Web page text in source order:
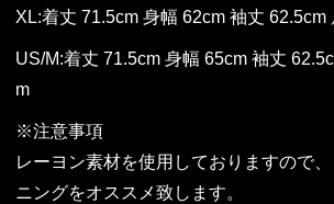
XL:着丈 71.5cm 身幅 62cm 袖丈 62.5cm
US/M:着丈 71.5cm 身幅 65cm 袖丈
m
※注意事項
レーヨン素材を使用しておりますので
ニングをオススメ致します。